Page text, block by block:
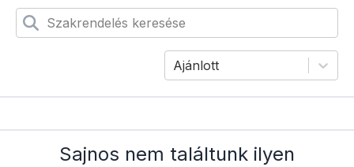
Szakrendelés keresése
Ajánlott
Sajnos nem találtunk ilyen